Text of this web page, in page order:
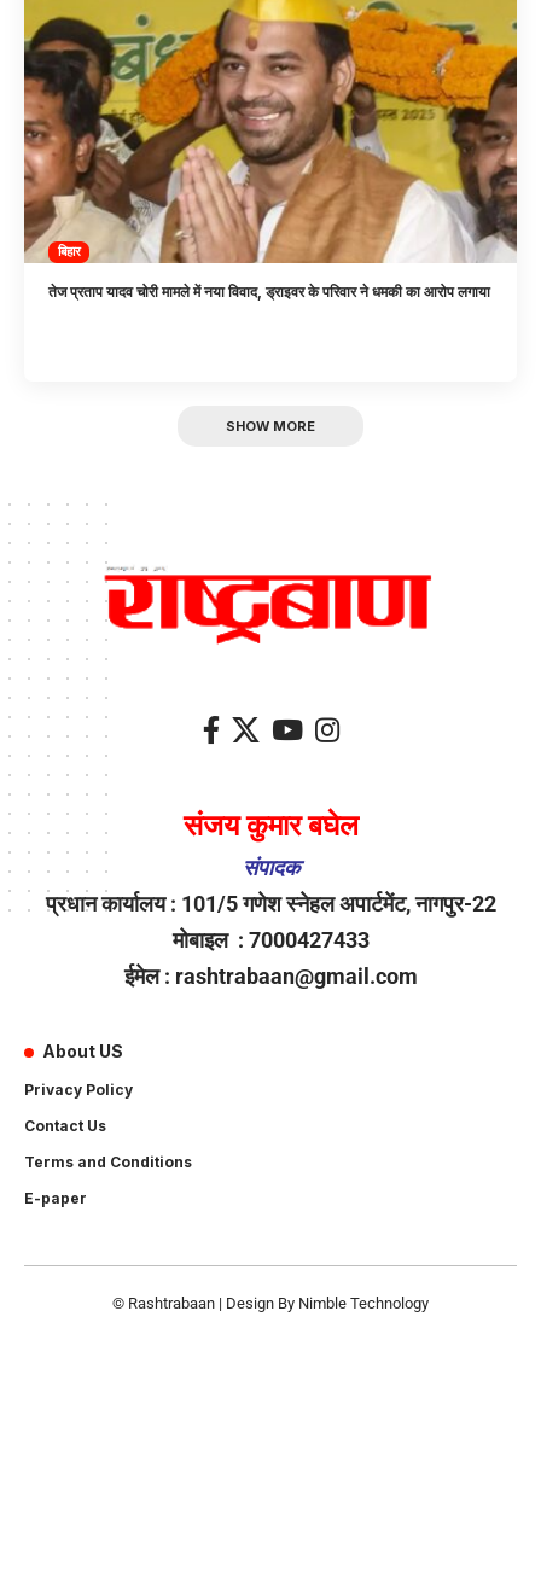
बिहार
तेज प्रताप यादव चोरी मामले में नया विवाद, ड्राइवर के परिवार ने धमकी का आरोप लगाया
SHOW MORE
संजय कुमार बघेल
संपादक
प्रधान कार्यालय : 101/5 गणेश स्नेहल अपार्टमेंट, नागपुर-22
मोबाइल : 7000427433
ईमेल : rashtrabaan@gmail.com
About US
Privacy Policy
Contact Us
Terms and Conditions
E-paper
© Rashtrabaan | Design By Nimble Technology